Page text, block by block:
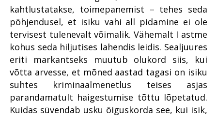
Vahistamine ja
konfiskeerimine
Viru ringkonnaprokuratuur
aastal 2021
kahtlustatakse, toimepanemist – tehes seda
põhjendusel, et isiku vahi all pidamine ei ole
tervisest tulenevalt võimalik. Vähemalt I astme
kohus seda hiljutises lahendis leidis. Sealjuures
eriti markantseks muutub olukord siis, kui
võtta arvesse, et mõned aastad tagasi on isiku
suhtes kriminaalmenetlus teises asjas
parandamatult haigestumise tõttu lõpetatud.
Kuidas süvendab usku õiguskorda see, kui isik,